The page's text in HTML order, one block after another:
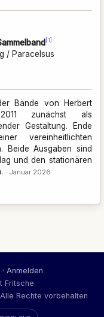
[1]
/ Paracelsus
Bände von Herbert
zunächst als
Gestaltung. Ende
vereinheitlichten
Beide Ausgaben sind
und den stationären
Januar 2026
· Anmelden
Fritsche
Rechte vorbehalten